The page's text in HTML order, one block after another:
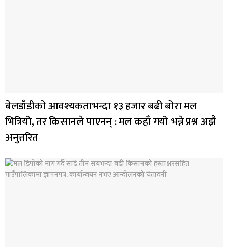
बेलडाँडीको आवश्यकताभन्दा १३ हजार बढी बोरा मल
भित्रियो, तर किसानले पाएनन् : मल कहाँ गयो भन्ने प्रश्न अझै
अनुत्तरित